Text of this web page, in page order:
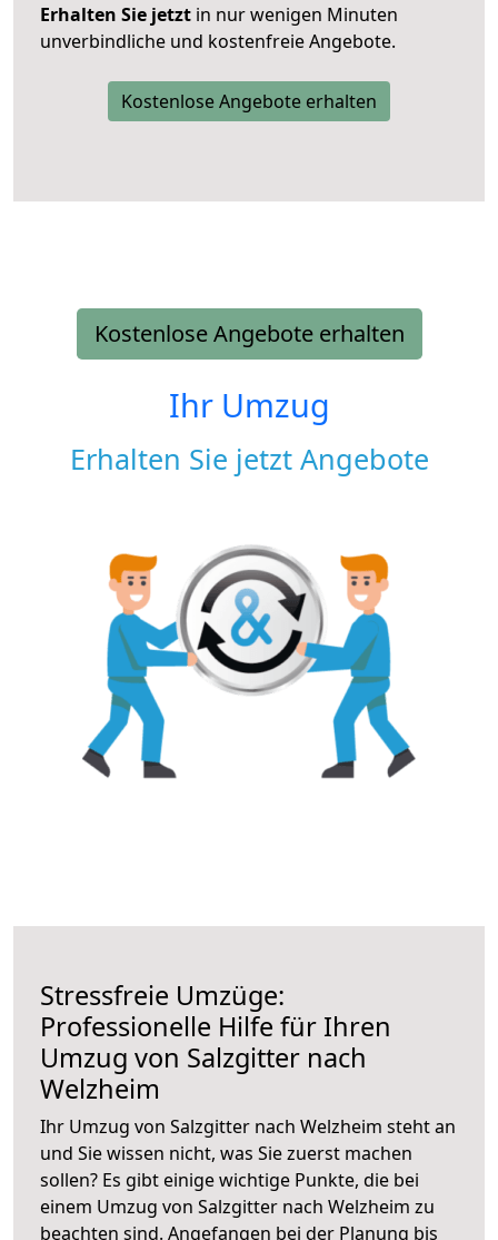
Erhalten Sie jetzt in nur wenigen Minuten
unverbindliche und kostenfreie Angebote.
Kostenlose Angebote erhalten
Kostenlose Angebote erhalten
Ihr Umzug
Erhalten Sie jetzt Angebote
Stressfreie Umzüge:
Professionelle Hilfe für Ihren
Umzug von Salzgitter nach
Welzheim
Ihr Umzug von Salzgitter nach Welzheim steht an
und Sie wissen nicht, was Sie zuerst machen
sollen? Es gibt einige wichtige Punkte, die bei
einem Umzug von Salzgitter nach Welzheim zu
beachten sind. Angefangen bei der Planung bis